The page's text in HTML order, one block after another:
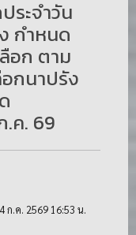
ระจำวัน
กำหนด
อก ตาม
กนาปรัง
.ค. 69
ก.ค. 2569 16:53 น.